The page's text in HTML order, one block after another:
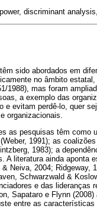
discriminant
sido abordados em
no âmbito
1988), mas foram
a exemplo das
e evitam perdê-lo, quer
organizacionais.
as pesquisas têm
1991); as
1983); a
A literatura ainda aponta
Neiva, 2004;
Schwarzwald &
e das
Sapataro e Flynn
entre as